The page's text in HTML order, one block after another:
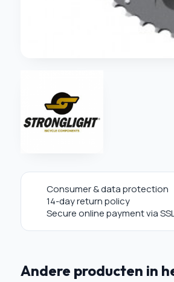
Consumer & data protection
14-day return policy
Secure online payment via
Andere producten in